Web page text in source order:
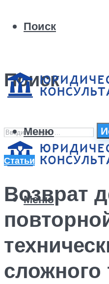
Поиск
Поиск
Меню
Меню
Статьи
Возврат
сложного